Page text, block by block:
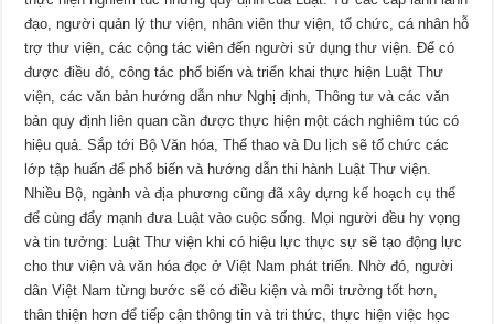
đạo, người quản lý thư viện, nhân viên thư viện, tổ chức, cá nhân hỗ
trợ thư viện, các cộng tác viên đến người sử dụng thư viện. Để có
được điều đó, công tác phổ biến và triển khai thực hiện Luật Thư
viện, các văn bản hướng dẫn như Nghị định, Thông tư và các văn
bản quy định liên quan cần được thực hiện một cách nghiêm túc có
hiệu quả. Sắp tới Bộ Văn hóa, Thể thao và Du lịch sẽ tổ chức các
lớp tập huấn để phổ biến và hướng dẫn thi hành Luật Thư viện.
Nhiều Bộ, ngành và địa phương cũng đã xây dựng kế hoạch cụ thể
để cùng đẩy mạnh đưa Luật vào cuộc sống. Mọi người đều hy vọng
và tin tưởng: Luật Thư viện khi có hiệu lực thực sự sẽ tạo động lực
cho thư viện và văn hóa đọc ở Việt Nam phát triển. Nhờ đó, người
dân Việt Nam từng bước sẽ có điều kiện và môi trường tốt hơn,
thân thiện hơn để tiếp cận thông tin và tri thức, thực hiện việc học